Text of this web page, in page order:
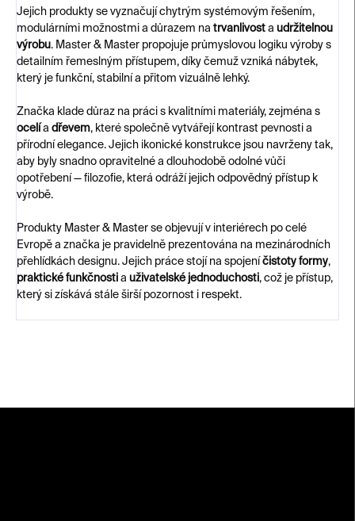
Jejich produkty se vyznačují chytrým systémovým řešením,
modulárními možnostmi a důrazem na trvanlivost a udržitelnou
výrobu. Master & Master propojuje průmyslovou logiku výroby s
detailním řemeslným přístupem, díky čemuž vzniká nábytek,
který je funkční, stabilní a přitom vizuálně lehký.
Značka klade důraz na práci s kvalitními materiály, zejména s
ocelí a dřevem, které společně vytvářejí kontrast pevnosti a
přírodní elegance. Jejich ikonické konstrukce jsou navrženy tak,
aby byly snadno opravitelné a dlouhodobě odolné vůči
opotřebení — filozofie, která odráží jejich odpovědný přístup k
výrobě.
Produkty Master & Master se objevují v interiérech po celé
Evropě a značka je pravidelně prezentována na mezinárodních
přehlídkách designu. Jejich práce stojí na spojení čistoty formy,
praktické funkčnosti a uživatelské jednoduchosti, což je přístup,
který si získává stále širší pozornost i respekt.